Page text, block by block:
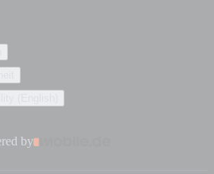
by